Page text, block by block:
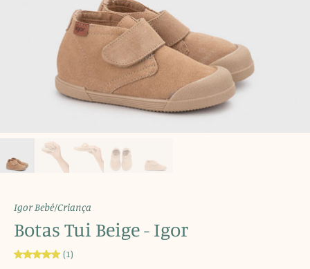
Igor Bebé/Criança
Botas Tui Beige - Igor
(1)